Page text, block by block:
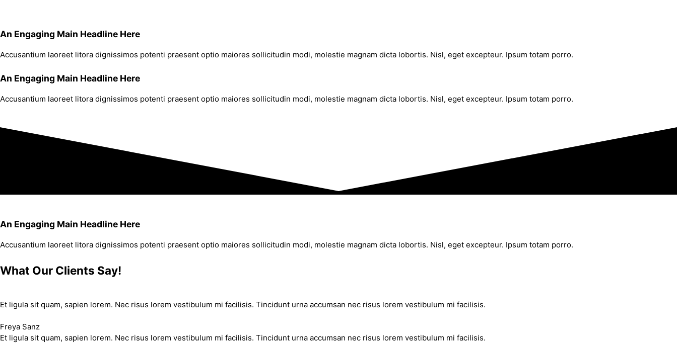
An Engaging Main Headline Here
Accusantium laoreet litora dignissimos potenti praesent optio maiores sollicitudin modi, molestie magnam dicta lobortis. Nisl, eget excepteur. Ipsum totam porro.
An Engaging Main Headline Here
Accusantium laoreet litora dignissimos potenti praesent optio maiores sollicitudin modi, molestie magnam dicta lobortis. Nisl, eget excepteur. Ipsum totam porro.
An Engaging Main Headline Here
Accusantium laoreet litora dignissimos potenti praesent optio maiores sollicitudin modi, molestie magnam dicta lobortis. Nisl, eget excepteur. Ipsum totam porro.
What Our Clients Say!
Et ligula sit quam, sapien lorem. Nec risus lorem vestibulum mi facilisis. Tincidunt urna accumsan nec risus lorem vestibulum mi facilisis.
Freya Sanz
Et ligula sit quam, sapien lorem. Nec risus lorem vestibulum mi facilisis. Tincidunt urna accumsan nec risus lorem vestibulum mi facilisis.